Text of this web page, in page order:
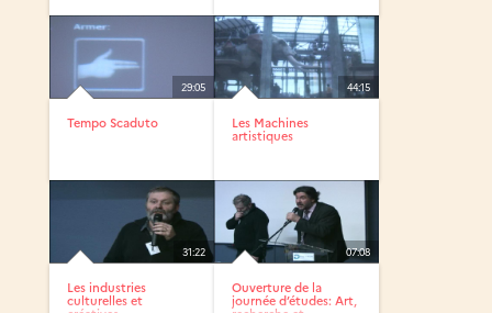
29:05
Tempo Scaduto
44:15
Les Machines
artistiques
31:22
Les industries
culturelles et
07:08
Ouverture de la
journée d’études: Art,